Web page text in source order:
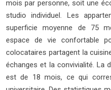
mois par personne, soit une
studio individuel. Les
superficie moyenne de 75
espace de vie confortable
colocataires partagent la
échanges et la convivialité. La
est de 18 mois, ce qui